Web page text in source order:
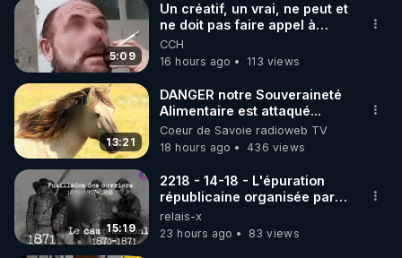
5:09
Un créatif, un vrai, ne peut et
ne doit pas faire appel à
l'intelligence artificielle
CCH
16 hours ago
113 views
13:21
DANGER notre Souveraineté
Alimentaire est attaqué...
Coeur de Savoie radioweb TV
18 hours ago
436 views
15:19
2218 - 14-18 - L'épuration
républicaine organisée par
les frères de la truelle
relais-x
23 hours ago
83 views